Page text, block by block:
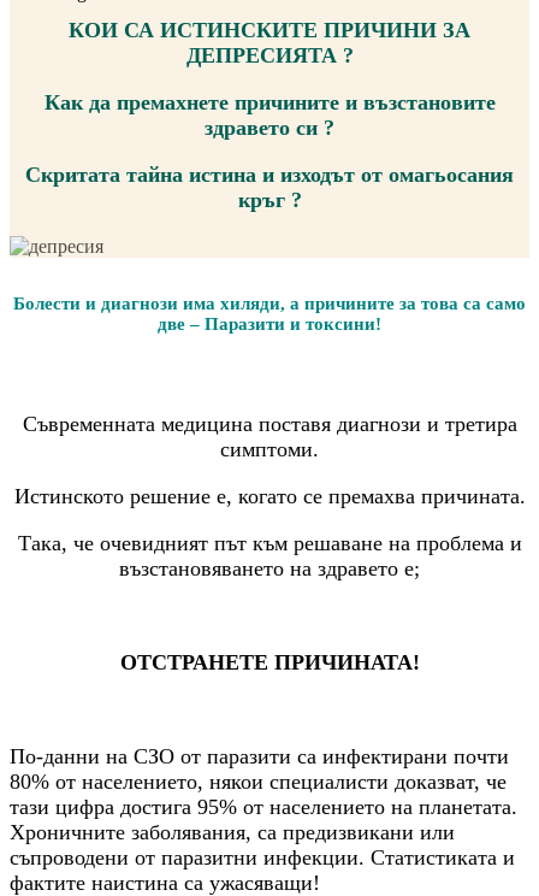
КОИ СА ИСТИНСКИТЕ ПРИЧИНИ ЗА
ДЕПРЕСИЯТА ?
Как да премахнете причините и възстановите
здравето си ?
Скритата тайна истина и изходът от омагьосания
кръг ?
Болести и диагнози има хиляди, а причините за това са само
две – Паразити и токсини!
Съвременната медицина поставя диагнози и третира
симптоми.
Истинското решение е, когато се премахва причината.
Така, че очевидният път към решаване на проблема и
възстановяването на здравето е;
ОТСТРАНЕТЕ ПРИЧИНАТА!
По-данни на СЗО от паразити са инфектирани почти
80% от населението, някои специалисти доказват, че
тази цифра достига 95% от населението на планетата.
Хроничните заболявания, са предизвикани или
съпроводени от паразитни инфекции. Статистиката и
фактите наистина са ужасяващи!